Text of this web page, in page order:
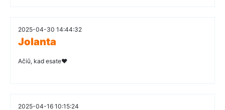
2025-04-30 14:44:32
Jolanta
Ačiū, kad esate❤️
2025-04-16 10:15:24